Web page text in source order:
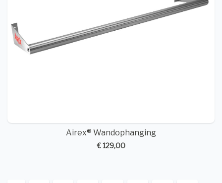
Airex® Wandophanging
€ 129,00